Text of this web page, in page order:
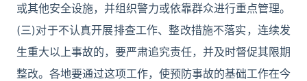
或其他安全设施，并组织警力或依靠群众进行重点管理。
(三)对于不认真开展排查工作、整改措施不落实，连续发
生重大以上事故的，要严肃追究责任，并及时督促其限期
整改。各地要通过这项工作，使预防事故的基础工作在今